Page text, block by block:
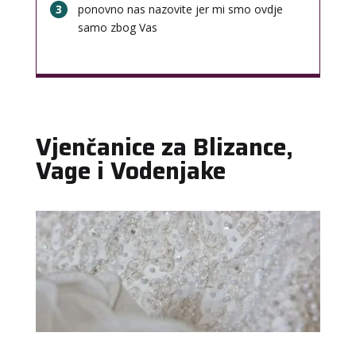
3
ponovno nas nazovite jer mi smo ovdje
samo zbog Vas
Vjenčanice za Blizance,
Vage i Vodenjake